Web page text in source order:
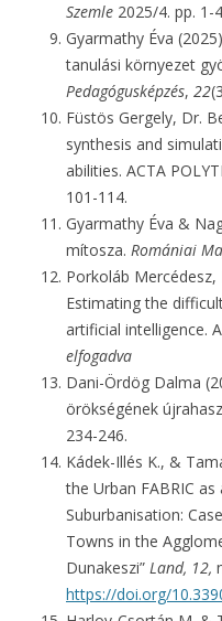
Szemle 2025/4. pp. 1-
Gyarmathy Éva
tanulási környezet
Pedagógusképzés, 22
Füstös Gergely, Dr.
synthesis and
abilities. ACTA
101-114.
Gyarmathy Éva &
mítosza. Romániai
Porkoláb
Estimating the
artificial intelligence.
elfogadva
Dani-Ördög Dalma
örökségének
234-246.
Kádek-Illés K., &
the Urban FABRIC
Suburbanisation:
Towns in the
Dunakeszi” Land, 12,
https://doi.org/